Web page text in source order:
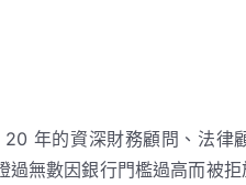
年的資深財務顧問、法律
無數因銀行門檻過高而被